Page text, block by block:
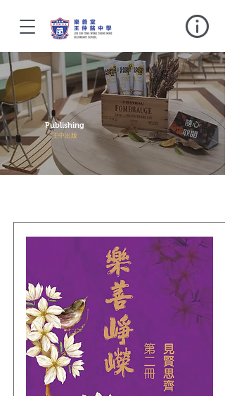
Publishing
王中出版